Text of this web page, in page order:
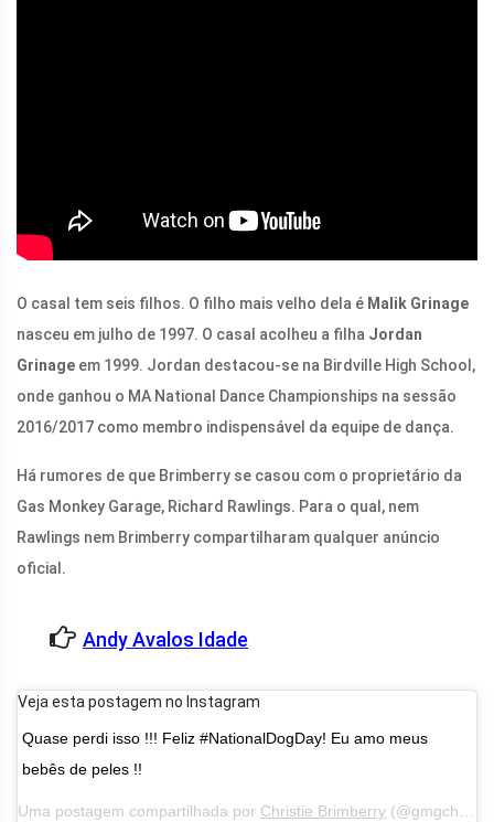
O casal tem seis filhos. O filho mais velho dela é Malik Grinage
nasceu em julho de 1997. O casal acolheu a filha Jordan
Grinage em 1999. Jordan destacou-se na Birdville High School,
onde ganhou o MA National Dance Championships na sessão
2016/2017 como membro indispensável da equipe de dança.
Há rumores de que Brimberry se casou com o proprietário da
Gas Monkey Garage, Richard Rawlings. Para o qual, nem
Rawlings nem Brimberry compartilharam qualquer anúncio
oficial.
Andy Avalos Idade
Veja esta postagem no Instagram
Quase perdi isso !!! Feliz #NationalDogDay! Eu amo meus
bebês de peles !!
Uma postagem compartilhada por Christie Brimberry (@gmgchristie) em 26 de agosto de 2018 às 20h02 PDT